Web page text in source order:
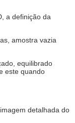
a definição da
amostra vazia
equilibrado
este quando
detalhada do